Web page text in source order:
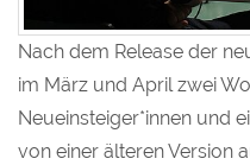
Nach dem Release der
im März und April zwei
Neueinsteiger*innen und
von einer älteren Version